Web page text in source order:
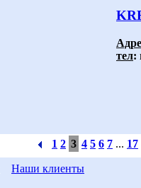
тел:
1 2 3 4 5 6 7 ... 17
Наши клиенты